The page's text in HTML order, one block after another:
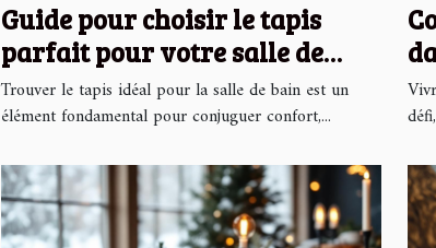
Guide pour choisir le tapis
parfait pour votre salle de
bain
Trouver le tapis idéal pour la salle de bain est un
élément fondamental pour conjuguer confort,...